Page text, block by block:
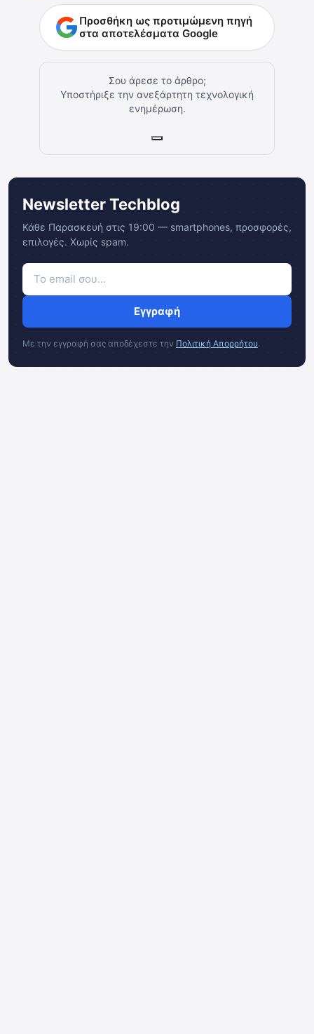
Προσθήκη ως προτιμώμενη πηγή
στα αποτελέσματα Google
Σου άρεσε το άρθρο;
Υποστήριξε την ανεξάρτητη τεχνολογική
ενημέρωση.
Newsletter Techblog
Κάθε Παρασκευή στις 19:00 — smartphones, προσφορές,
επιλογές. Χωρίς spam.
Εγγραφή
Με την εγγραφή σας αποδέχεστε την Πολιτική Απορρήτου.